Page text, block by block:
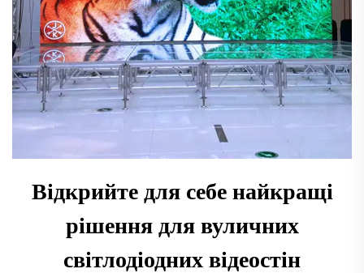
Відкрийте для себе найкращі
рішення для вуличних
світлодіодних відеостін